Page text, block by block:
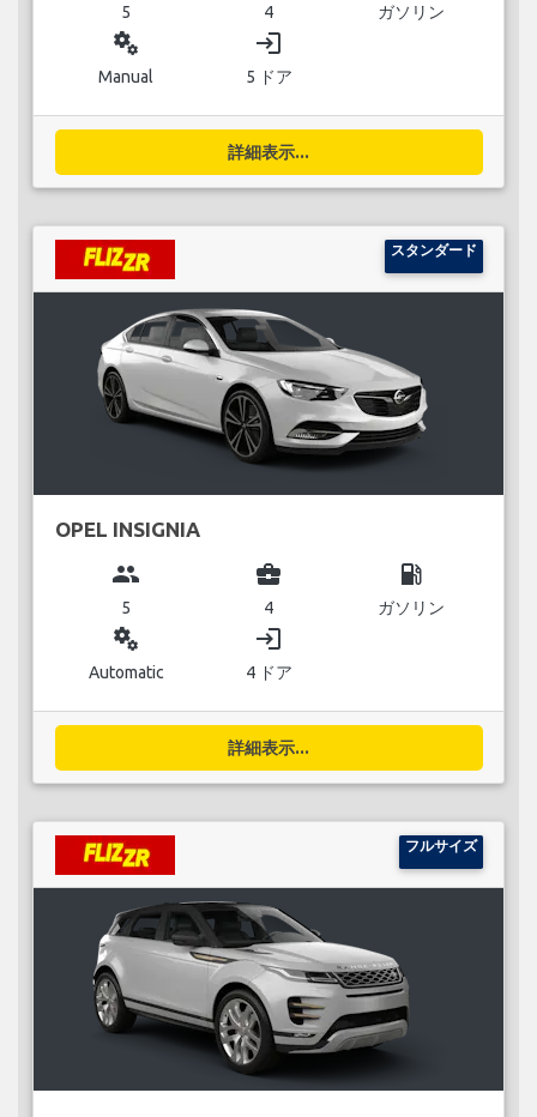
5 4 ガソリン
miscellaneous_services
Manual
login
5 ドア
詳細表示...
スタンダード
OPEL INSIGNIA
group
5
business_center
4
local_gas_station
ガソリン
miscellaneous_services
Automatic
login
4 ドア
詳細表示...
フルサイズ